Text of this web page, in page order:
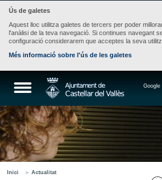
Ús de galetes
Aquest lloc utilitza galetes de tercers per poder
l'anàlisi de la teva navegació. Si continues navegant
configuració considerarem que acceptes la seva
Més informació sobre l'ús de les galetes
Google
Inici Actualitat